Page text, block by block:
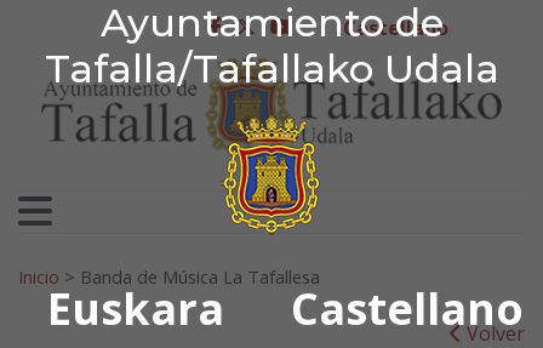
Ayuntamiento de
Tafalla/Tafallako Udala
Euskara Castellano
Ir al contenido
Ayuntamiento de
facebook
twitter
youtubeCastellano
Search for:
Inicio > Banda de Música La Tafallesa
Volver